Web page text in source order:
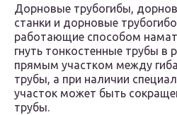
Дорновые трубогибы,
станки и дорновые
работающие способом
гнуть тонкостенные трубы в
прямым участком между
трубы, а при наличии
участок может быть
трубы.